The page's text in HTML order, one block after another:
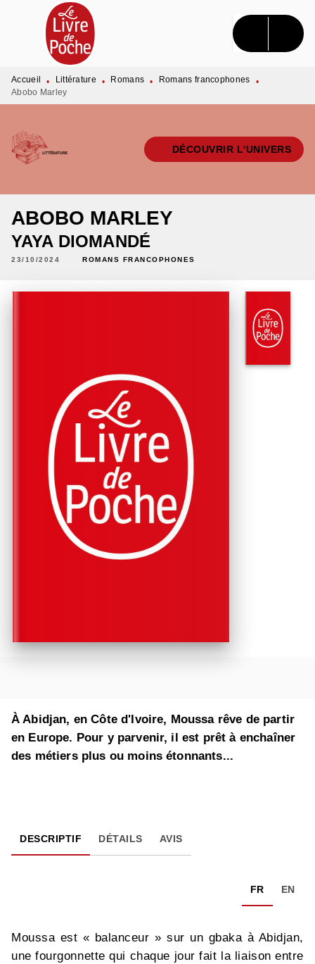
MENU RECHERCHE CONTENU
PIED DE PAGE
Accueil • Littérature • Romans • Romans francophones
•
Abobo Marley
DÉCOUVRIR L'UNIVERS
ABOBO MARLEY
YAYA DIOMANDÉ
23/10/2024 ROMANS FRANCOPHONES
À Abidjan, en Côte d'Ivoire, Moussa rêve de partir
en Europe. Pour y parvenir, il est prêt à enchaîner
des métiers plus ou moins étonnants...
DESCRIPTIF DÉTAILS AVIS
FR EN
Moussa est « balanceur » sur un gbaka à Abidjan,
une fourgonnette qui chaque jour fait la liaison entre